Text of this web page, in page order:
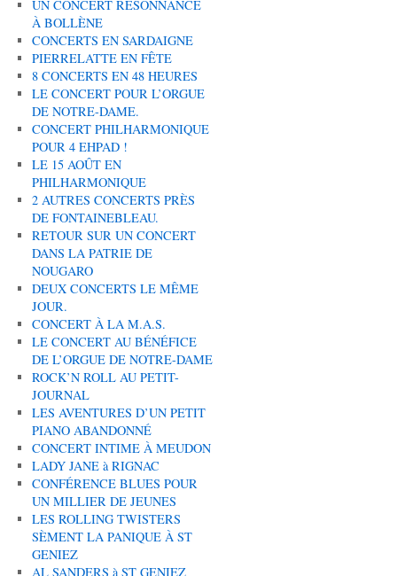
UN CONCERT RÉSONNANCE
À BOLLÈNE
CONCERTS EN SARDAIGNE
PIERRELATTE EN FÊTE
8 CONCERTS EN 48 HEURES
LE CONCERT POUR L’ORGUE
DE NOTRE-DAME.
CONCERT PHILHARMONIQUE
POUR 4 EHPAD !
LE 15 AOÛT EN
PHILHARMONIQUE
2 AUTRES CONCERTS PRÈS
DE FONTAINEBLEAU.
RETOUR SUR UN CONCERT
DANS LA PATRIE DE
NOUGARO
DEUX CONCERTS LE MÊME
JOUR.
CONCERT À LA M.A.S.
LE CONCERT AU BÉNÉFICE
DE L’ORGUE DE NOTRE-DAME
ROCK’N ROLL AU PETIT-
JOURNAL
LES AVENTURES D’UN PETIT
PIANO ABANDONNÉ
CONCERT INTIME À MEUDON
LADY JANE à RIGNAC
CONFÉRENCE BLUES POUR
UN MILLIER DE JEUNES
LES ROLLING TWISTERS
SÈMENT LA PANIQUE À ST
GENIEZ
AL SANDERS à ST GENIEZ